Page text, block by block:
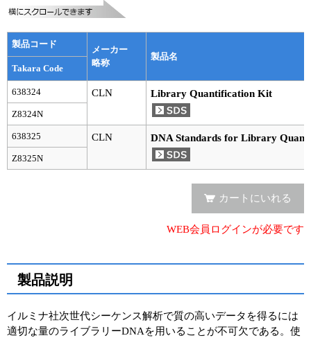
幹細胞・再生医療研究ガイド
クローニング実験ガイド
細胞選択ガイド
エピジェネティクス実験ガイド
RNAi実験ガイド
アプリケーションノート
Q&A
製品コード
メーカー
略称
製品名
Takara Code
638324 CLN Library Quantification Kit
Z8324N
638325 CLN DNA Standards for Library
Z8325N
カートにいれる
WEB会員ログインが必要です
製品説明
イルミナ社次世代シーケンス解析で質の高いデータを得るには
適切な量のライブラリーDNAを用いることが不可欠である。使